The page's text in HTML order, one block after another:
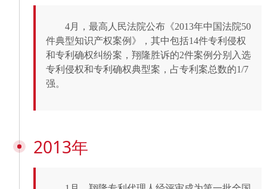
4月，最高人民法院公布《2013年中国法院50
件典型知识产权案例》，其中包括14件专利侵权
和专利确权纠纷案，翔隆胜诉的2件案例分别入选
专利侵权和专利确权典型案，占专利案总数的1/7
强。
2013年